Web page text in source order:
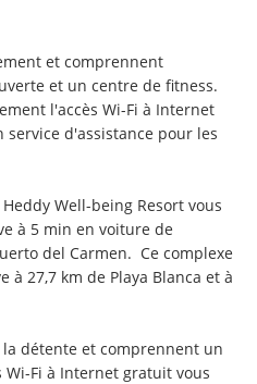
et comprennent
et un centre de fitness.
l'accès Wi-Fi à Internet
d'assistance pour les
Well-being Resort vous
à 5 min en voiture de
del Carmen.  Ce complexe
27,7 km de Playa Blanca et à
détente et comprennent un
Fi à Internet gratuit vous